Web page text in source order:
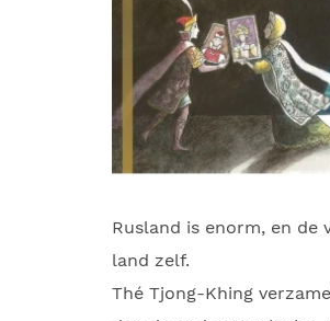
Rusland is enorm, en
land zelf.
Thé Tjong-Khing